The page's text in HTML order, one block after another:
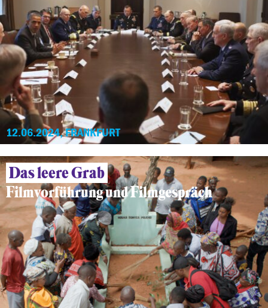
12.06.2024, FRANKFURT
Das leere Grab
Filmvorführung und Filmgespräch